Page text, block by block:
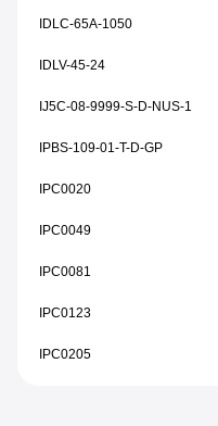
IDLC-65A-1050
IDLV-45-24
IJ5C-08-9999-S-D-NUS-1
IPBS-109-01-T-D-GP
IPC0020
IPC0049
IPC0081
IPC0123
IPC0205